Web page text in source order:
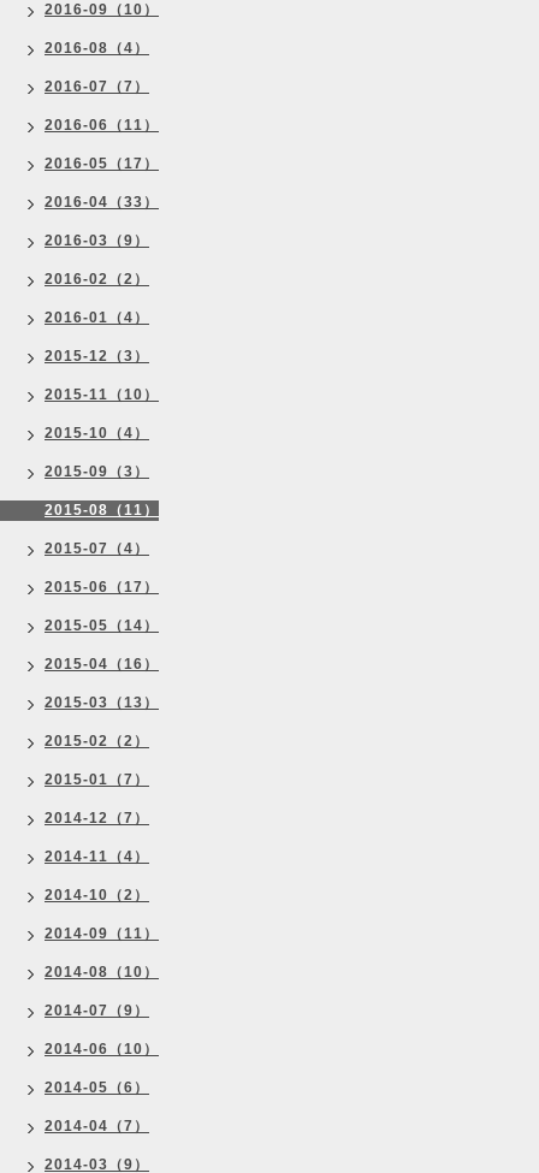
2016-09（10）
2016-08（4）
2016-07（7）
2016-06（11）
2016-05（17）
2016-04（33）
2016-03（9）
2016-02（2）
2016-01（4）
2015-12（3）
2015-11（10）
2015-10（4）
2015-09（3）
2015-08（11）
2015-07（4）
2015-06（17）
2015-05（14）
2015-04（16）
2015-03（13）
2015-02（2）
2015-01（7）
2014-12（7）
2014-11（4）
2014-10（2）
2014-09（11）
2014-08（10）
2014-07（9）
2014-06（10）
2014-05（6）
2014-04（7）
2014-03（9）